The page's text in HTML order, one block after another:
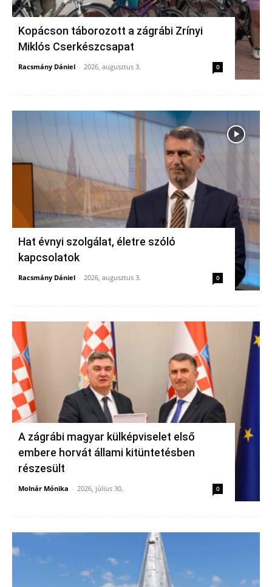
Kopácson táborozott a zágrábi Zrínyi
Miklós Cserkészcsapat
Racsmány Dániel - 2026, augusztus 3. 0
Hat évnyi szolgálat, életre szóló
kapcsolatok
Racsmány Dániel - 2026, augusztus 3. 0
A zágrábi magyar külképviselet első
embere horvát állami kitüntetésben
részesült
Molnár Mónika - 2026, július 30. 0